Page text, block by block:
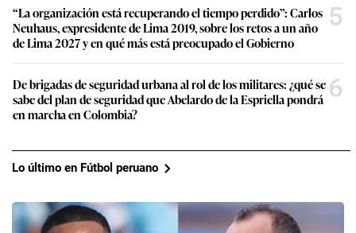
“La organización está recuperando el tiempo perdido”: Carlos
Neuhaus, expresidente de Lima 2019, sobre los retos a un año
de Lima 2027 y en qué más está preocupado el Gobierno
5
De brigadas de seguridad urbana al rol de los militares: ¿qué se
sabe del plan de seguridad que Abelardo de la Espriella pondrá
en marcha en Colombia?
6
Lo último en Fútbol peruano